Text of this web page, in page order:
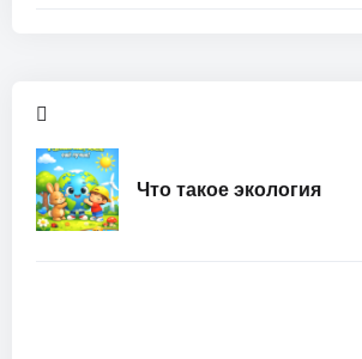
Что такое экология